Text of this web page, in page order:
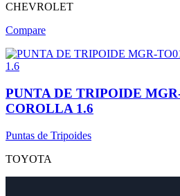
CHEVROLET
Compare
PUNTA DE TRIPOIDE
COROLLA 1.6
Puntas de Tripoides
TOYOTA